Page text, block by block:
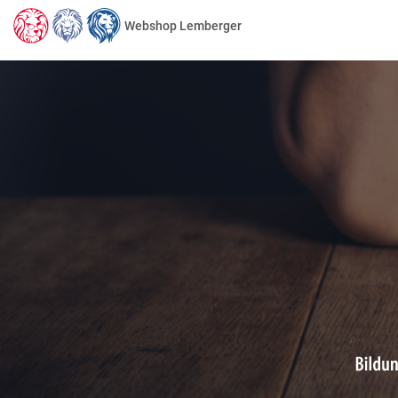
Webshop Lemberger